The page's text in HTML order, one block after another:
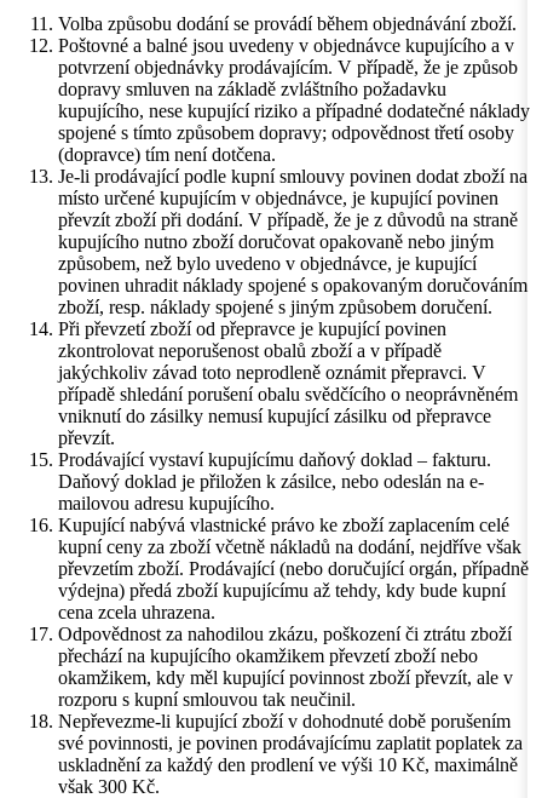
Volba způsobu dodání se provádí během objednávání zboží.
Poštovné a balné jsou uvedeny v objednávce kupujícího a v
potvrzení objednávky prodávajícím. V případě, že je způsob
dopravy smluven na základě zvláštního požadavku
kupujícího, nese kupující riziko a případné dodatečné náklady
spojené s tímto způsobem dopravy; odpovědnost třetí osoby
(dopravce) tím není dotčena.
Je-li prodávající podle kupní smlouvy povinen dodat zboží na
místo určené kupujícím v objednávce, je kupující povinen
převzít zboží při dodání. V případě, že je z důvodů na straně
kupujícího nutno zboží doručovat opakovaně nebo jiným
způsobem, než bylo uvedeno v objednávce, je kupující
povinen uhradit náklady spojené s opakovaným doručováním
zboží, resp. náklady spojené s jiným způsobem doručení.
Při převzetí zboží od přepravce je kupující povinen
zkontrolovat neporušenost obalů zboží a v případě
jakýchkoliv závad toto neprodleně oznámit přepravci. V
případě shledání porušení obalu svědčícího o neoprávněném
vniknutí do zásilky nemusí kupující zásilku od přepravce
převzít.
Prodávající vystaví kupujícímu daňový doklad – fakturu.
Daňový doklad je přiložen k zásilce, nebo odeslán na e-
mailovou adresu kupujícího.
Kupující nabývá vlastnické právo ke zboží zaplacením celé
kupní ceny za zboží včetně nákladů na dodání, nejdříve však
převzetím zboží. Prodávající (nebo doručující orgán, případně
výdejna) předá zboží kupujícímu až tehdy, kdy bude kupní
cena zcela uhrazena.
Odpovědnost za nahodilou zkázu, poškození či ztrátu zboží
přechází na kupujícího okamžikem převzetí zboží nebo
okamžikem, kdy měl kupující povinnost zboží převzít, ale v
rozporu s kupní smlouvou tak neučinil.
Nepřevezme-li kupující zboží v dohodnuté době porušením
své povinnosti, je povinen prodávajícímu zaplatit poplatek za
uskladnění za každý den prodlení ve výši 10 Kč, maximálně
však 300 Kč.